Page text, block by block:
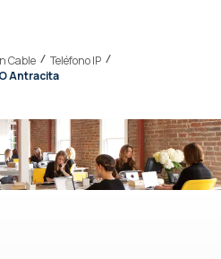
Cable
Teléfono IP
Antracita